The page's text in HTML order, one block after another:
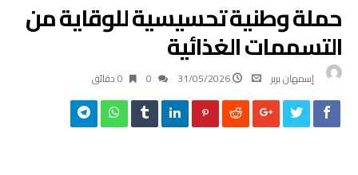
حملة وطنية تحسيسية للوقاية من
التسممات الغذائية
إسمهان بربر 31/05/2026 0 ‫دقائق‬